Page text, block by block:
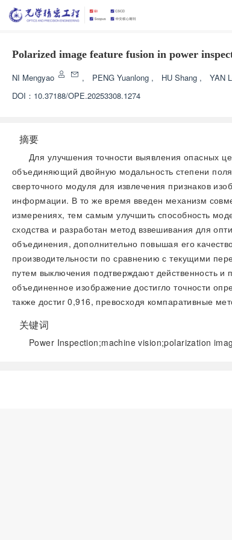
Polarized image feature fusion in power
NI Mengyao , PENG Yuanlong , HU Shang , YAN
DOI： 10.37188/OPE.20253308.1274
摘要
Для улучшения точности выявления опасных
объединяющий двойную модальность степени
сверточного модуля для извлечения признаков
информации. В то же время введен механизм
измерениях, тем самым улучшить способность
сходства и разработан метод взвешивания для
объединения, дополнительно повышая его
производительности по сравнению с текущими
путем выключения подтверждают действенность
объединенное изображение достигло точности
также достиг 0,916, превосходя компаративные
关键词
Power Inspection;machine vision;polarization